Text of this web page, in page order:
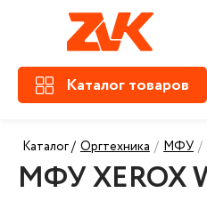
Каталог товаров
Каталог / Оргтехника / МФУ /
МФУ XEROX